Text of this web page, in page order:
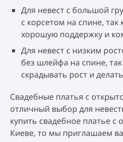
Для невест с большой
с корсетом на спине, так
хорошую поддержку и
Для невест с низким
без шлейфа на спине,
скрадывать рост и
Свадебные платья с
отличный выбор для
купить свадебное платье с
Киеве, то мы приглашаем